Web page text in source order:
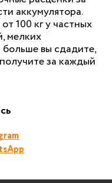
аккумулятора.
100 кг у частных
мелких
больше вы сдадите,
за каждый